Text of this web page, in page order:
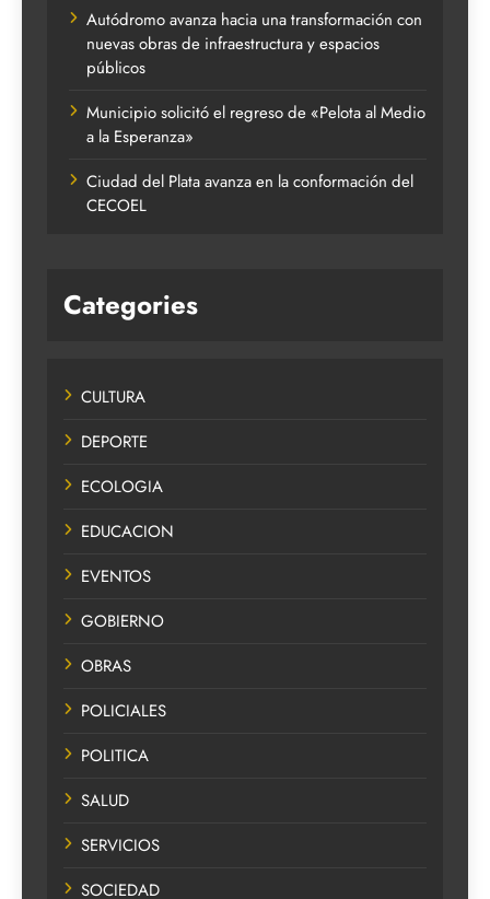
Autódromo avanza hacia una transformación con
nuevas obras de infraestructura y espacios
públicos
Municipio solicitó el regreso de «Pelota al Medio
a la Esperanza»
Ciudad del Plata avanza en la conformación del
CECOEL
Categories
CULTURA
DEPORTE
ECOLOGIA
EDUCACION
EVENTOS
GOBIERNO
OBRAS
POLICIALES
POLITICA
SALUD
SERVICIOS
SOCIEDAD